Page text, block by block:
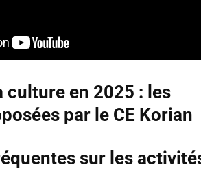
culture en 2025 : les
par le CE Korian
sur les